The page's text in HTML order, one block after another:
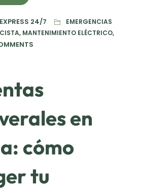
24/7
EMERGENCIAS
MANTENIMIENTO ELÉCTRICO,
en
cómo
tu